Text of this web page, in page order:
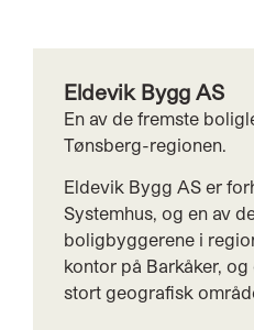
Eldevik Bygg AS
En av de fremste
Tønsberg-regionen.
Eldevik Bygg AS er
Systemhus, og en av
boligbyggerene i
kontor på Barkåker,
stort geografisk